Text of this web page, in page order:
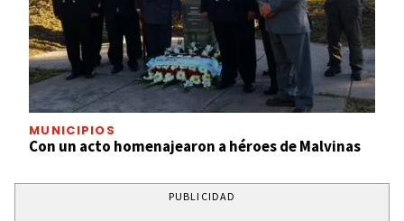
MUNICIPIOS
Con un acto homenajearon a héroes de Malvinas
PUBLICIDAD